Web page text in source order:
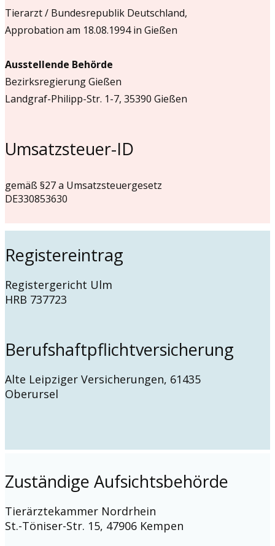
Tierarzt / Bundesrepublik Deutschland,
Approbation am 18.08.1994 in Gießen
Ausstellende Behörde
Bezirksregierung Gießen
Landgraf-Philipp-Str. 1-7, 35390 Gießen
Umsatzsteuer-ID
gemäß §27 a Umsatzsteuergesetz
DE330853630
Registereintrag
Registergericht Ulm
HRB 737723
Berufshaftpflichtversicherung
Alte Leipziger Versicherungen, 61435
Oberursel
Zuständige Aufsichtsbehörde
Tierärztekammer Nordrhein
St.-Töniser-Str. 15, 47906 Kempen